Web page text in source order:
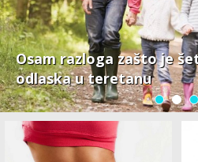
Osam razloga zašto je
odlaska u teretanu